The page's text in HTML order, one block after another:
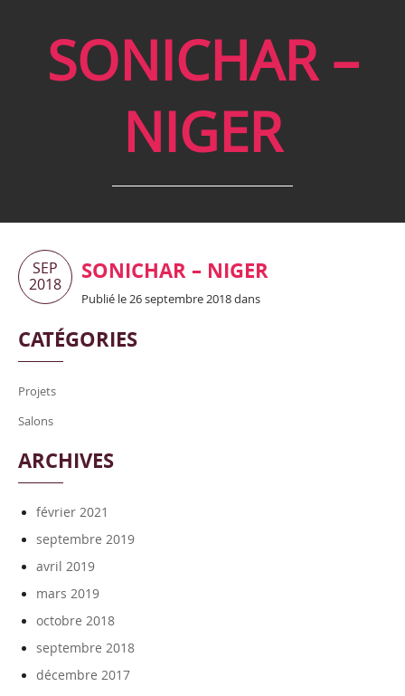
SONICHAR –
NIGER
SEP
2018
SONICHAR – NIGER
Publié le 26 septembre 2018 dans
CATÉGORIES
Projets
Salons
ARCHIVES
février 2021
septembre 2019
avril 2019
mars 2019
octobre 2018
septembre 2018
décembre 2017